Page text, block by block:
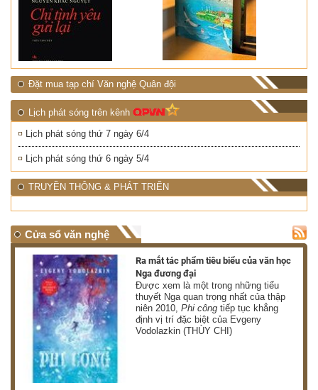
Đặt mua tạp chí Văn nghệ Quân đội
Lịch phát sóng trên kênh
Lịch phát sóng thứ 7 ngày 6/4
Lịch phát sóng thứ 6 ngày 5/4
TRUYỀN THÔNG & PHÁT TRIỂN
Cửa sổ văn nghệ
Ra mắt tác phẩm tiêu biểu của văn học
Nga đương đại
Được xem là một trong những tiểu
thuyết Nga quan trọng nhất của thập
niên 2010,Phi công tiếp tục khẳng
định vị trí đặc biệt của Evgeny
Vodolazkin (THÙY CHI)